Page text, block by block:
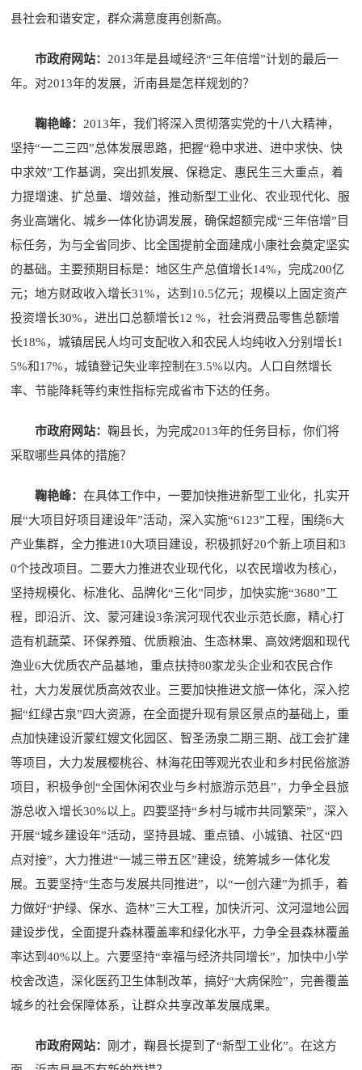
县社会和谐安定，群众满意度再创新高。
市政府网站： 2013年是县域经济“三年倍增”计划的最后一
年。对2013年的发展，沂南县是怎样规划的？
鞠艳峰： 2013年，我们将深入贯彻落实党的十八大精神，
坚持“一二三四”总体发展思路，把握“稳中求进、进中求快、快
中求效”工作基调，突出抓发展、保稳定、惠民生三大重点，着
力提增速、扩总量、增效益，推动新型工业化、农业现代化、服
务业高端化、城乡一体化协调发展，确保超额完成“三年倍增”目
标任务，为与全省同步、比全国提前全面建成小康社会奠定坚实
的基础。主要预期目标是：地区生产总值增长14%，完成200亿
元；地方财政收入增长31%，达到10.5亿元；规模以上固定资产
投资增长30%，进出口总额增长12 %，社会消费品零售总额增
长18%，城镇居民人均可支配收入和农民人均纯收入分别增长1
5%和17%，城镇登记失业率控制在3.5%以内。人口自然增长
率、节能降耗等约束性指标完成省市下达的任务。
市政府网站：鞠县长，为完成2013年的任务目标，你们将
采取哪些具体的措施？
鞠艳峰：在具体工作中，一要加快推进新型工业化，扎实开
展“大项目好项目建设年”活动，深入实施“6123”工程，围绕6大
产业集群，全力推进10大项目建设，积极抓好20个新上项目和3
0个技改项目。二要大力推进农业现代化，以农民增收为核心，
坚持规模化、标准化、品牌化“三化”同步，加快实施“3680”工
程，即沿沂、汶、蒙河建设3条滨河现代农业示范长廊，精心打
造有机蔬菜、环保养殖、优质粮油、生态林果、高效烤烟和现代
渔业6大优质农产品基地，重点扶持80家龙头企业和农民合作
社，大力发展优质高效农业。三要加快推进文旅一体化，深入挖
掘“红绿古泉”四大资源，在全面提升现有景区景点的基础上，重
点加快建设沂蒙红嫂文化园区、智圣汤泉二期三期、战工会扩建
等项目，大力发展樱桃谷、林海花田等观光农业和乡村民俗旅游
项目，积极争创“全国休闲农业与乡村旅游示范县”，力争全县旅
游总收入增长30%以上。四要坚持“乡村与城市共同繁荣”，深入
开展“城乡建设年”活动，坚持县城、重点镇、小城镇、社区“四
点对接”，大力推进“一城三带五区”建设，统筹城乡一体化发
展。五要坚持“生态与发展共同推进”，以“一创六建”为抓手，着
力做好“护绿、保水、造林”三大工程，加快沂河、汶河湿地公园
建设步伐，全面提升森林覆盖率和绿化水平，力争全县森林覆盖
率达到40%以上。六要坚持“幸福与经济共同增长”，加快中小学
校舍改造，深化医药卫生体制改革，搞好“大病保险”，完善覆盖
城乡的社会保障体系，让群众共享改革发展成果。
市政府网站：
刚才，鞠县长提到了“新型工业化”。在这方